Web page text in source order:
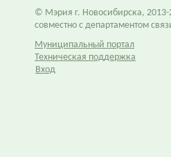
© Мэрия г. Новосибирска,
совместно с департаментом
Муниципальный портал
Техническая поддержка
Вход